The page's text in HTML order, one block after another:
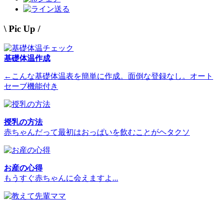
送る
\ Pic Up /
基礎体温作成
←こんな基礎体温表を簡単に作成。面倒な登録なし。オート
セーブ機能付き
授乳の方法
赤ちゃんだって最初はおっぱいを飲むことがヘタクソ
お産の心得
もうすぐ赤ちゃんに会えますよ...